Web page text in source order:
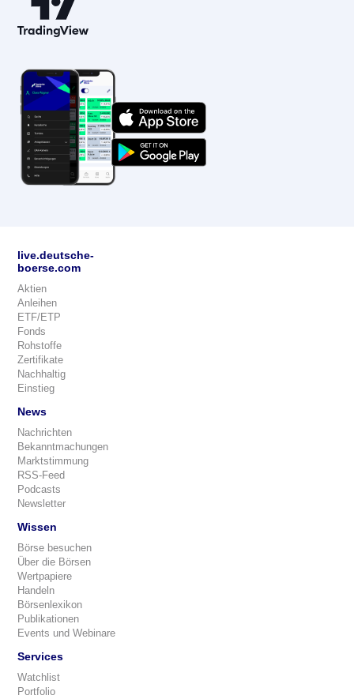
live.deutsche-
boerse.com
Aktien
Anleihen
ETF/ETP
Fonds
Rohstoffe
Zertifikate
Nachhaltig
Einstieg
News
Nachrichten
Bekanntmachungen
Marktstimmung
RSS-Feed
Podcasts
Newsletter
Wissen
Börse besuchen
Über die Börsen
Wertpapiere
Handeln
Börsenlexikon
Publikationen
Events und Webinare
Services
Watchlist
Portfolio